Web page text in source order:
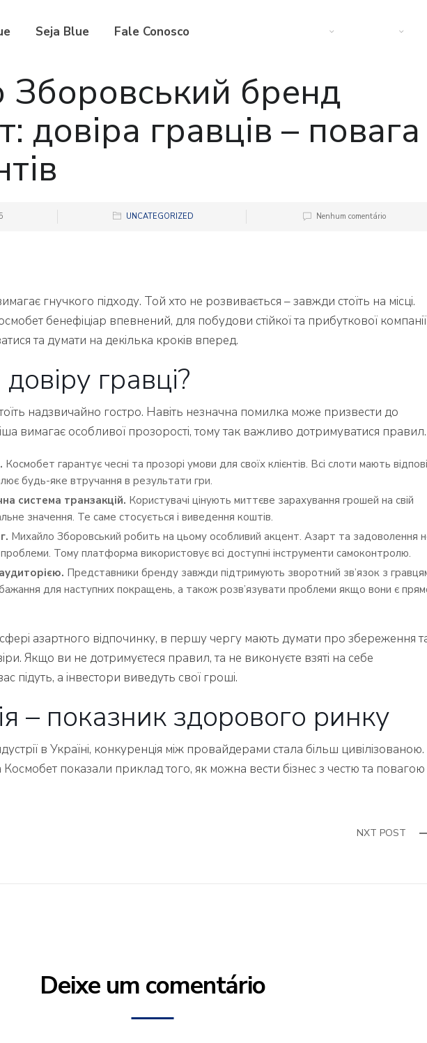
Seja Blue Fale Conosco
бренд
довіра гравців – повага
UNCATEGORIZED Nenhum comentário
гнучкого підходу. Той хто не розвивається – завжди стоїть на місці.
бенефіціар впевнений, для побудови стійкої та прибуткової компанії
та думати на декілька кроків вперед.
гравці?
надзвичайно гостро. Навіть незначна помилка може призвести до
вимагає особливої прозорості, тому так важливо дотримуватися правил.
Космобет гарантує чесні та прозорі умови для своїх клієнтів. Всі слоти мають
будь-яке втручання в результати гри.
система транзакцій. Користувачі цінують миттєве зарахування грошей на свій
значення. Те саме стосується і виведення коштів.
Михайло Зборовський робить на цьому особливий акцент. Азарт та задоволення
Тому платформа використовує всі доступні інструменти самоконтролю.
Представники бренду завжди підтримують зворотний зв’язок з
для наступних покращень, а також розв’язувати проблеми якщо вони є
азартного відпочинку, в першу чергу мають думати про збереження
Якщо ви не дотримуєтеся правил, та не виконуєте взяті на себе
підуть, а інвестори виведуть свої гроші.
– показник здорового ринку
в Україні, конкуренція між провайдерами стала більш цивілізованою.
показали приклад того, як можна вести бізнес з честю та
NXT POST
Deixe um comentário